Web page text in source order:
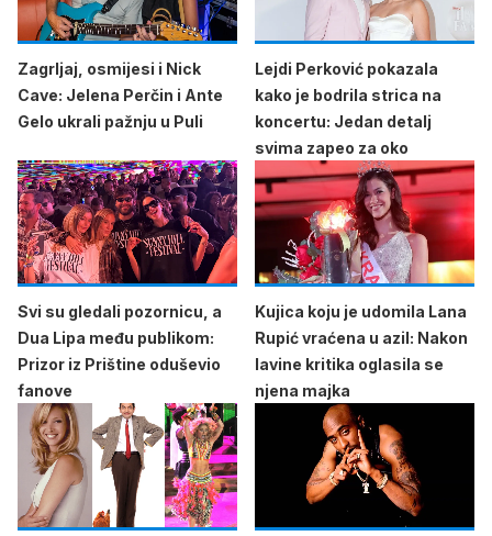
Zagrljaj, osmijesi i Nick
Cave: Jelena Perčin i Ante
Gelo ukrali pažnju u Puli
Lejdi Perković pokazala
kako je bodrila strica na
koncertu: Jedan detalj
svima zapeo za oko
Svi su gledali pozornicu, a
Dua Lipa među publikom:
Prizor iz Prištine oduševio
fanove
Kujica koju je udomila Lana
Rupić vraćena u azil: Nakon
lavine kritika oglasila se
njena majka